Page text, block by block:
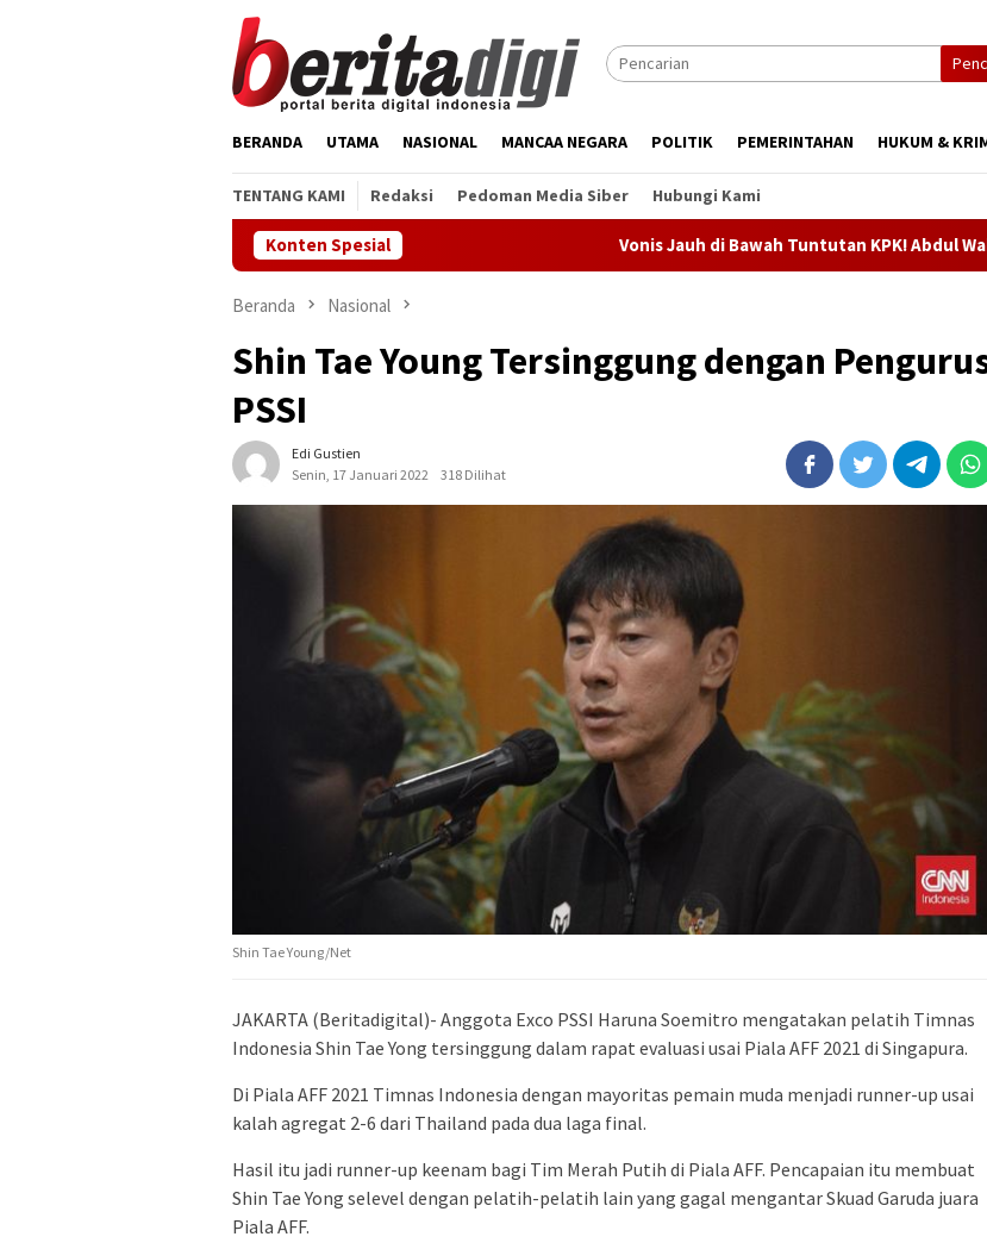
BERANDA UTAMA NASIONAL MANCAA NEGARA POLITIK PEMERINTAHAN HUKUM &
TENTANG KAMI Redaksi Pedoman Media Siber Hubungi Kami
Konten Spesial Vonis Jauh di Bawah Tuntutan KPK! Abdul Wahid Divonis 2
Beranda Nasional
Shin Tae Young Tersinggung dengan
PSSI
Edi Gustien
Senin, 17 Januari 2022
318 Dilihat
Shin Tae Young/Net
JAKARTA (Beritadigital)- Anggota Exco PSSI Haruna Soemitro mengatakan pelatih Timnas
Indonesia Shin Tae Yong tersinggung dalam rapat evaluasi usai Piala AFF 2021 di Singapura.
Di Piala AFF 2021 Timnas Indonesia dengan mayoritas pemain muda menjadi runner-up usai
kalah agregat 2-6 dari Thailand pada dua laga final.
Hasil itu jadi runner-up keenam bagi Tim Merah Putih di Piala AFF. Pencapaian itu membuat
Shin Tae Yong selevel dengan pelatih-pelatih lain yang gagal mengantar Skuad Garuda juara
Piala AFF.